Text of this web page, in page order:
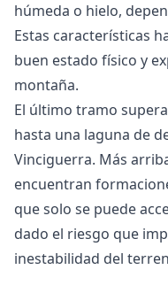
húmeda o hielo,
Estas características
buen estado físico y
montaña.
El último tramo
hasta una laguna de
Vinciguerra. Más
encuentran
que solo se puede
dado el riesgo que
inestabilidad del